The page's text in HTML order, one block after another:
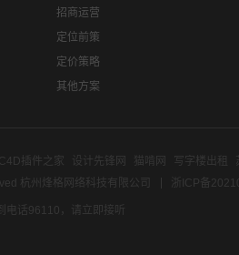
招商运营
定位前策
定价策略
其他方案
C4D插件之家 设计先锋网 猫啃网 写字楼出租
杭州烽格网络科技有限公司
浙ICP备
电话96110，请立即接听